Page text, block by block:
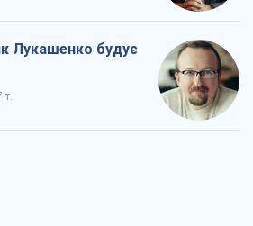
Лукашенко будує
т.